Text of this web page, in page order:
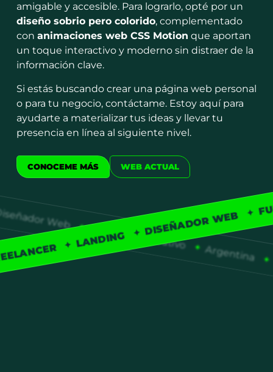
amigable y accesible. Para lograrlo, opté por un
diseño sobrio pero colorido, complementado
con animaciones web CSS Motion que aportan
un toque interactivo y moderno sin distraer de la
información clave.
Si estás buscando crear una página web personal
o para tu negocio, contáctame. Estoy aquí para
ayudarte a materializar tus ideas y llevar tu
presencia en línea al siguiente nivel.
CONOCEME MÁS WEB ACTUAL
LANDING
DISEÑADOR WEB
Web
Funnel
Creativo
Argentina